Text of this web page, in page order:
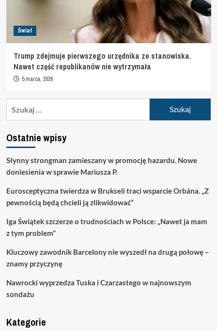
Świat
Trump zdejmuje pierwszego urzędnika ze stanowiska.
Nawet część republikanów nie wytrzymała
5 marca, 2026
Ostatnie wpisy
Słynny strongman zamieszany w promocję hazardu. Nowe
doniesienia w sprawie Mariusza P.
Eurosceptyczna twierdza w Brukseli traci wsparcie Orbána. „Z
pewnością będą chcieli ją zlikwidować”
Iga Świątek szczerze o trudnościach w Polsce: „Nawet ja mam
z tym problem”
Kluczowy zawodnik Barcelony nie wyszedł na drugą połowę –
znamy przyczynę
Nawrocki wyprzedza Tuska i Czarzastego w najnowszym
sondażu
Kategorie